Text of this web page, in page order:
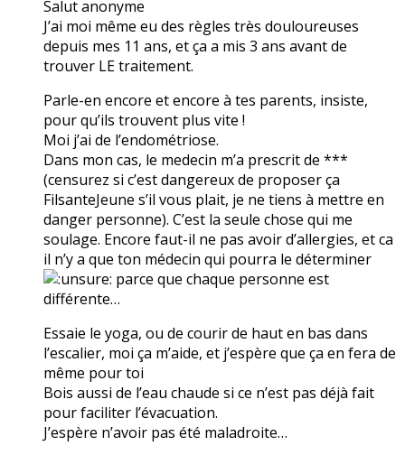
Salut anonyme
J’ai moi même eu des règles très douloureuses
depuis mes 11 ans, et ça a mis 3 ans avant de
trouver LE traitement.
Parle-en encore et encore à tes parents, insiste,
pour qu’ils trouvent plus vite !
Moi j’ai de l’endométriose.
Dans mon cas, le medecin m’a prescrit de ***
(censurez si c’est dangereux de proposer ça
FilsanteJeune s’il vous plait, je ne tiens à mettre en
danger personne). C’est la seule chose qui me
soulage. Encore faut-il ne pas avoir d’allergies, et ca
il n’y a que ton médecin qui pourra le déterminer
parce que chaque personne est
différente…
Essaie le yoga, ou de courir de haut en bas dans
l’escalier, moi ça m’aide, et j’espère que ça en fera de
même pour toi
Bois aussi de l’eau chaude si ce n’est pas déjà fait
pour faciliter l’évacuation.
J’espère n’avoir pas été maladroite…